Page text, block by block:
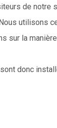
de notre
utilisons
sur la
donc